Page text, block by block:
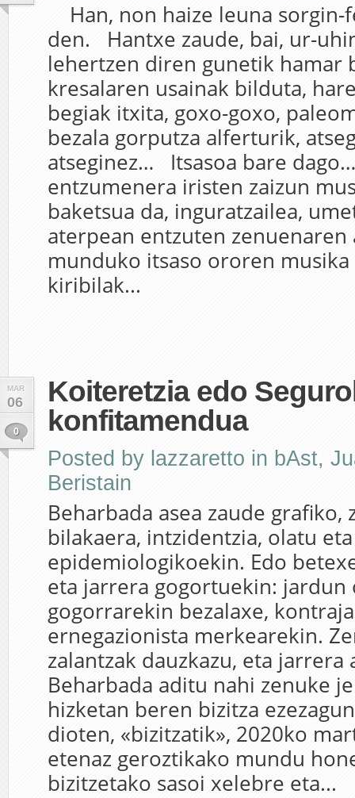
Han, non haize leuna sorgin-
den. Hantxe zaude, bai, ur-
lehertzen diren gunetik hamar
kresalaren usainak bilduta,
begiak itxita, goxo-goxo,
bezala gorputza alferturik,
atseginez… Itsasoa bare
entzumenera iristen zaizun
baketsua da, inguratzailea,
aterpean entzuten zenuenaren
munduko itsaso ororen musika
kiribilak...
MAR
06
0
Koiteretzia edo
konfitamendua
Posted by lazzaretto in bAst,
Beristain
Beharbada asea zaude grafiko,
bilakaera, intzidentzia, olatu
epidemiologikoekin. Edo
eta jarrera gogortuekin: jardun
gogorrarekin bezalaxe,
ernegazionista merkearekin.
zalantzak dauzkazu, eta jarrera
Beharbada aditu nahi zenuke
hizketan beren bizitza
dioten, «bizitzatik», 2020ko
etenaz geroztikako mundu
bizitzetako sasoi xelebre eta...